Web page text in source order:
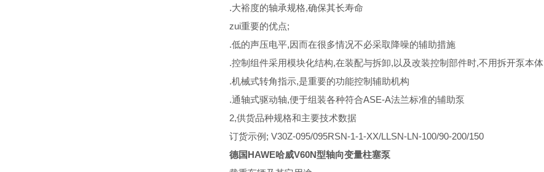
.大裕度的轴承规格,确保其长寿命
zui重要的优点;
.低的声压电平,因而在很多情况不必采取降噪的辅助措施
.控制组件采用模块化结构,在装配与拆卸,以及改装控制部件时,不用拆开泵本体
.机械式转角指示,是重要的功能控制辅助机构
.通轴式驱动轴,便于组装各种符合ASE-A法兰标准的辅助泵
2,供货品种规格和主要技术数据
订货示例; V30Z-095/095RSN-1-1-XX/LLSN-LN-100/90-200/150
德国HAWE哈威V60N型轴向变量柱塞泵